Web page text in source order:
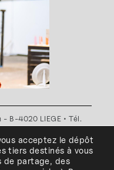
B-4020 LIEGE • Tél.
•Politique de
générales
membre du
acceptez le dépôt
tiers destinés à vous
de partage, des